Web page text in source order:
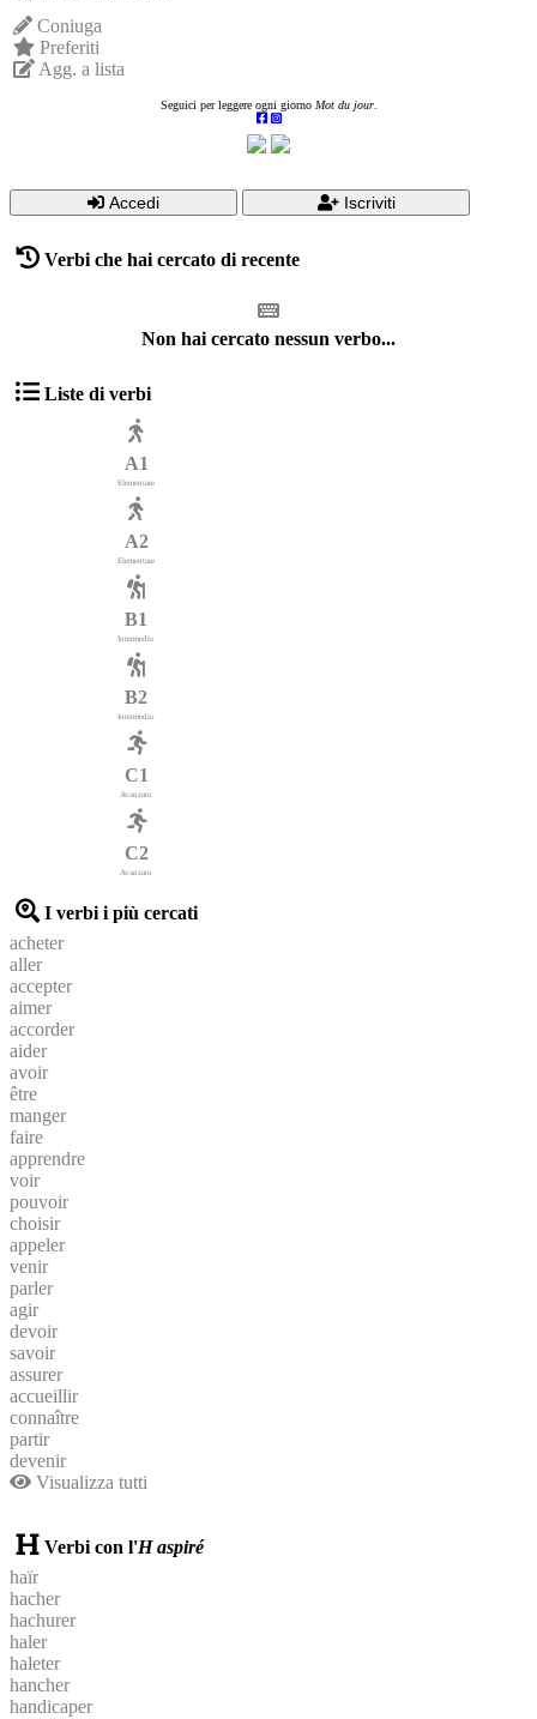
Coniuga
Preferiti
Agg. a lista
Seguici per leggere ogni giorno Mot du jour.
Accedi Iscriviti
Verbi che hai cercato di recente
Non hai cercato nessun verbo...
Liste di verbi
A1
Elementare
A2
Elementare
B1
Intermedio
B2
Intermedio
C1
Avanzato
C2
Avanzato
I verbi i più cercati
acheter
aller
accepter
aimer
accorder
aider
avoir
être
manger
faire
apprendre
voir
pouvoir
choisir
appeler
venir
parler
agir
devoir
savoir
assurer
accueillir
connaître
partir
devenir
Visualizza tutti
Verbi con l'H aspiré
haïr
hacher
hachurer
haler
haleter
hancher
handicaper